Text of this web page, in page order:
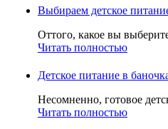
Выбираем детское
Оттого, какое вы
Читать полностью
Детское питание в
Несомненно, готовое
Читать полностью